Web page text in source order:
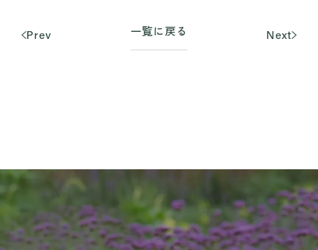
Prev 一覧に戻る Next